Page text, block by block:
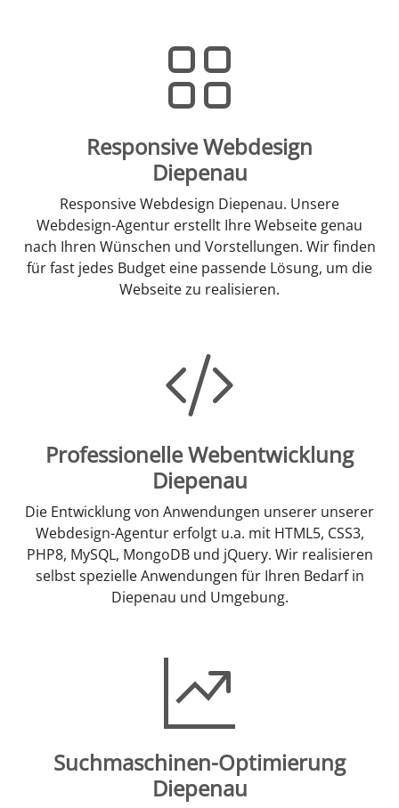
Responsive Webdesign
Diepenau
Responsive Webdesign Diepenau. Unsere
Webdesign-Agentur erstellt Ihre Webseite genau
nach Ihren Wünschen und Vorstellungen. Wir finden
für fast jedes Budget eine passende Lösung, um die
Webseite zu realisieren.
Professionelle Webentwicklung
Diepenau
Die Entwicklung von Anwendungen unserer unserer
Webdesign-Agentur erfolgt u.a. mit HTML5, CSS3,
PHP8, MySQL, MongoDB und jQuery. Wir realisieren
selbst spezielle Anwendungen für Ihren Bedarf in
Diepenau und Umgebung.
Suchmaschinen-Optimierung
Diepenau